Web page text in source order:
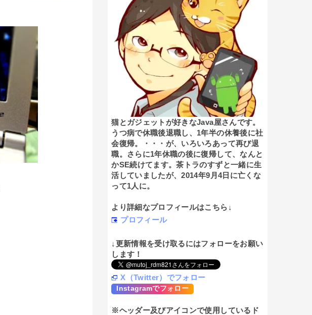
猫とガジェットが好きなJava屋さんです。
うつ病で休職後退職し、1年半の休養後に社
会復帰。・・・が、いろいろあって再び退
職。さらに1年休職の後に復帰して、なんと
かSE続けてます。茶トラのすずと一緒に生
活していましたが、2014年9月4日に亡くな
って1人に。
より詳細なプロフィールはこちら↓
プロフィール
↓更新情報を受け取るにはフォローをお願い
します！
X（Twitter）でフォロー
Instagramでフォロー
※ヘッダー及びアイコンで使用しているド